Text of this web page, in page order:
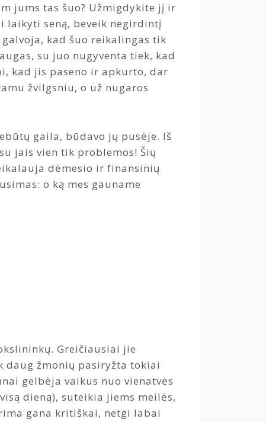
jums tas šuo? Užmigdykite jį ir
laikyti seną, beveik negirdintį
kad šuo reikalingas tik
su juo nugyventa tiek, kad
kad jis paseno ir apkurto, dar
žvilgsniu, o už nugaros
gaila, būdavo jų pusėje. Iš
jais vien tik problemos! Šių
dėmesio ir finansinių
o ką mes gauname
Greičiausiai jie
žmonių pasiryžta tokiai
gelbėja vaikus nuo vienatvės
dieną), suteikia jiems meilės,
gana kritiškai, netgi labai